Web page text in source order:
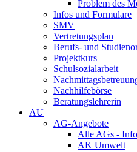
Problem des
Infos und Formulare
SMV
Vertretungsplan
Berufs- und
Projektkurs
Schulsozialarbeit
Nachhilfebörse
Beratungslehrerin
AU
AG-Angebote
Alle AGs -
AK Umwelt